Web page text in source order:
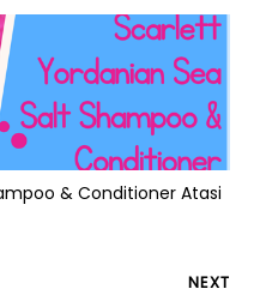
& Conditioner Atasi
NEXT